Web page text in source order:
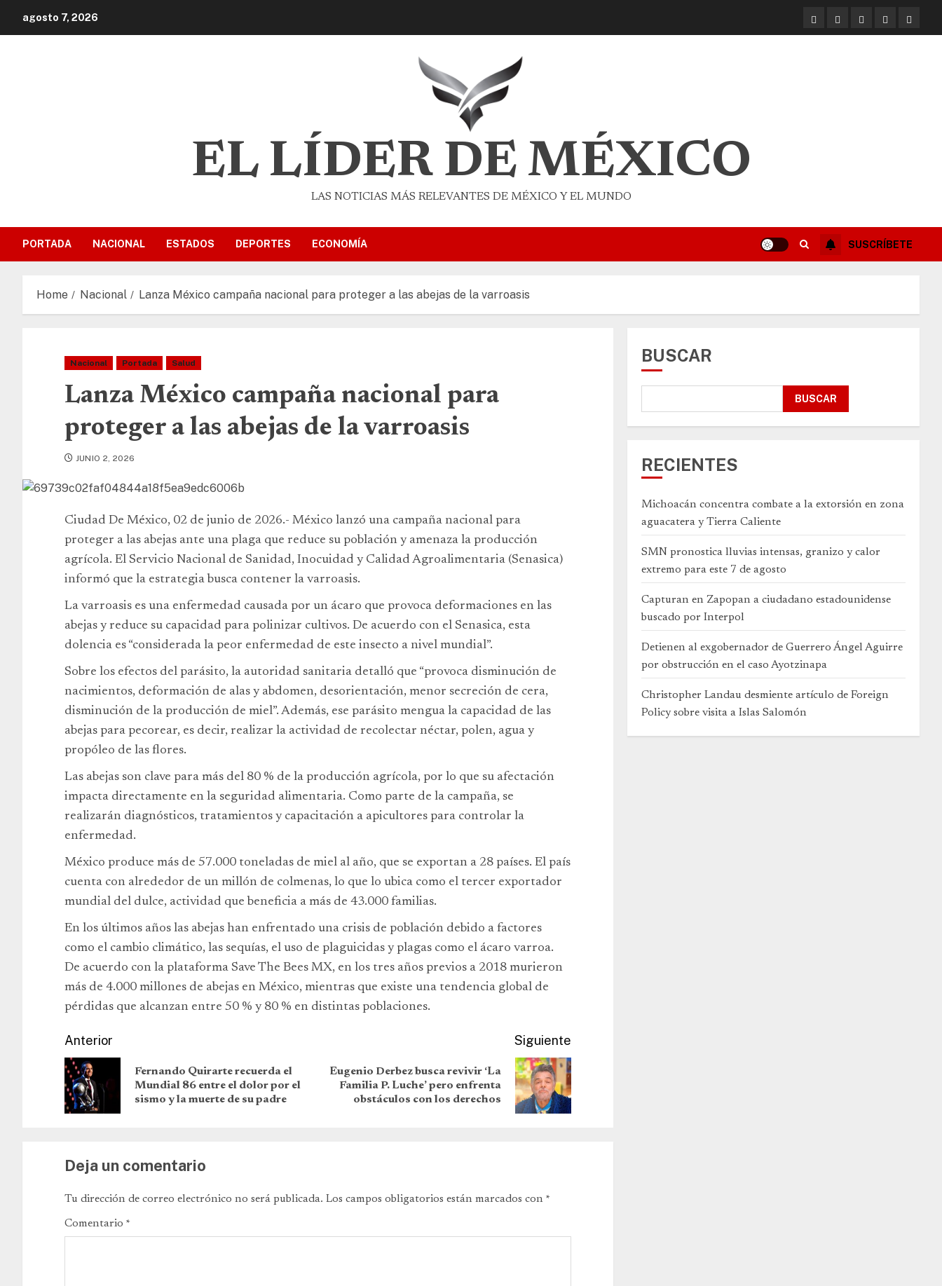
agosto 7, 2026
EL LÍDER DE MÉXICO
LAS NOTICIAS MÁS RELEVANTES DE MÉXICO Y EL MUNDO
PORTADA NACIONAL ESTADOS DEPORTES ECONOMÍA SUSCRÍBETE
Home Nacional Lanza México campaña nacional para proteger a las abejas de la varroasis
Nacional Portada Salud
Lanza México campaña nacional para
proteger a las abejas de la varroasis
JUNIO 2, 2026
Ciudad De México, 02 de junio de 2026.- México lanzó una campaña nacional para
proteger a las abejas ante una plaga que reduce su población y amenaza la producción
agrícola. El Servicio Nacional de Sanidad, Inocuidad y Calidad Agroalimentaria (Senasica)
informó que la estrategia busca contener la varroasis.
La varroasis es una enfermedad causada por un ácaro que provoca deformaciones en las
abejas y reduce su capacidad para polinizar cultivos. De acuerdo con el Senasica, esta
dolencia es “considerada la peor enfermedad de este insecto a nivel mundial”.
Sobre los efectos del parásito, la autoridad sanitaria detalló que “provoca disminución de
nacimientos, deformación de alas y abdomen, desorientación, menor secreción de cera,
disminución de la producción de miel”. Además, ese parásito mengua la capacidad de las
abejas para pecorear, es decir, realizar la actividad de recolectar néctar, polen, agua y
propóleo de las flores.
Las abejas son clave para más del 80 % de la producción agrícola, por lo que su afectación
impacta directamente en la seguridad alimentaria. Como parte de la campaña, se
realizarán diagnósticos, tratamientos y capacitación a apicultores para controlar la
enfermedad.
México produce más de 57.000 toneladas de miel al año, que se exportan a 28 países. El país
cuenta con alrededor de un millón de colmenas, lo que lo ubica como el tercer exportador
mundial del dulce, actividad que beneficia a más de 43.000 familias.
En los últimos años las abejas han enfrentado una crisis de población debido a factores
como el cambio climático, las sequías, el uso de plaguicidas y plagas como el ácaro varroa.
De acuerdo con la plataforma Save The Bees MX, en los tres años previos a 2018 murieron
más de 4.000 millones de abejas en México, mientras que existe una tendencia global de
pérdidas que alcanzan entre 50 % y 80 % en distintas poblaciones.
Anterior
Fernando Quirarte recuerda el
Mundial 86 entre el dolor por el
sismo y la muerte de su padre
Siguiente
Eugenio Derbez busca revivir ‘La
Familia P. Luche’ pero enfrenta
obstáculos con los derechos
Deja un comentario
Tu dirección de correo electrónico no será publicada. Los campos obligatorios están marcados con *
Comentario *
BUSCAR
BUSCAR
RECIENTES
Michoacán concentra combate a la extorsión en zona
aguacatera y Tierra Caliente
SMN pronostica lluvias intensas, granizo y calor
extremo para este 7 de agosto
Capturan en Zapopan a ciudadano estadounidense
buscado por Interpol
Detienen al exgobernador de Guerrero Ángel Aguirre
por obstrucción en el caso Ayotzinapa
Christopher Landau desmiente artículo de Foreign
Policy sobre visita a Islas Salomón